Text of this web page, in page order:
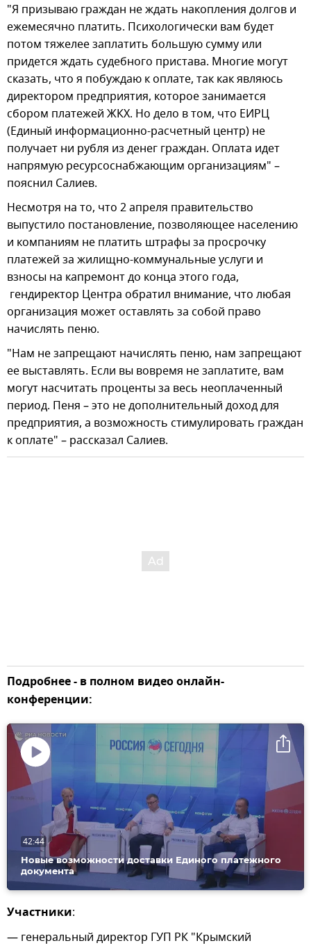
"Я призываю граждан не ждать накопления долгов и
ежемесячно платить. Психологически вам будет
потом тяжелее заплатить большую сумму или
придется ждать судебного пристава. Многие могут
сказать, что я побуждаю к оплате, так как являюсь
директором предприятия, которое занимается
сбором платежей ЖКХ. Но дело в том, что ЕИРЦ
(Единый информационно-расчетный центр) не
получает ни рубля из денег граждан. Оплата идет
напрямую ресурсоснабжающим организациям" –
пояснил Салиев.
Несмотря на то, что 2 апреля правительство
выпустило постановление, позволяющее населению
и компаниям не платить штрафы за просрочку
платежей за жилищно-коммунальные услуги и
взносы на капремонт до конца этого года,
гендиректор Центра обратил внимание, что любая
организация может оставлять за собой право
начислять пеню.
"Нам не запрещают начислять пеню, нам запрещают
ее выставлять. Если вы вовремя не заплатите, вам
могут насчитать проценты за весь неоплаченный
период. Пеня – это не дополнительный доход для
предприятия, а возможность стимулировать граждан
к оплате" – рассказал Салиев.
Подробнее - в полном видео онлайн-
конференции:
Новые возможности доставки Единого платежного
документа
42:44
Участники:
— генеральный директор ГУП РК "Крымский